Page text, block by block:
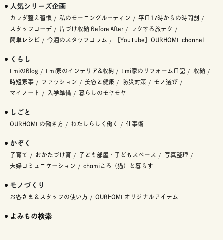
人気シリーズ企画
カラダ整え習慣 私のモーニングルーティン
平日17時からの時間割
スタッフコーデ
片づけ収納 Before After
ラクする旅テク
簡単レシピ
今週のスタッフコラム 【YouTube】OURHOME channel
くらし
EmiのBlog Emi家のインテリア&収納 Emi家のリフォーム日記
収納
時短家事
ファッション 美容と健康 防災対策
モノ選び
マイノート
入学準備 暮らしのモヤモヤ
しごと
OURHOMEの働き方 わたしらしく働く 仕事術
かぞく
子育て おかたづけ育 子ども部屋・子どもスペース
写真整理
夫婦コミュニケーション
chamiころ（猫）と暮らす
モノづくり
お客さま＆スタッフの使い方 OURHOMEオリジナルアイテム
よみもの検索